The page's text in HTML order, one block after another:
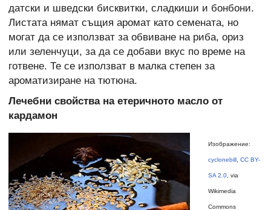
датски и шведски бисквитки, сладкиши и бонбони.
Листата нямат същия аромат като семената, но
могат да се използват за обвиване на риба, ориз
или зеленчуци, за да се добави вкус по време на
готвене. Те се използват в малка степен за
ароматизиране на тютюна.
Лечебни свойства на етеричното масло от
кардамон
Изображение:
cyclonebill ,CC BY-
SA 2.0 , via
Wikimedia
Commons